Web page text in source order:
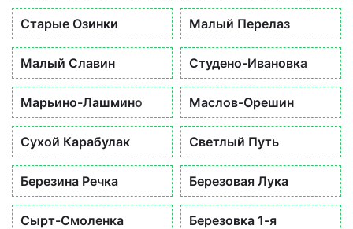
Старые Озинки Малый Перелаз
Малый Славин Студено-Ивановка
Марьино-Лашмино Маслов-Орешин
Сухой Карабулак Светлый Путь
Березина Речка Березовая Лука
Сырт-Смоленка Березовка 1-я